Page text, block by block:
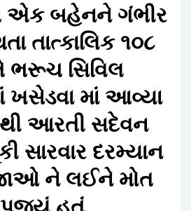
એક બહેનને ગંભીર
તાત્કાલિક ૧૦૮
ભરૂચ સિવિલ
ખસેડવા માં આવ્યા
આરતી સદેવન
સારવાર દરમ્યાન
ને લઈને મોત